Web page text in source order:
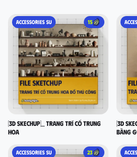
ACCESSORIES SU 15
[3D SKECHUP]_ Trang trí cổ Trung
Hoa
[3D
bằng
ACCESSORIES SU 23